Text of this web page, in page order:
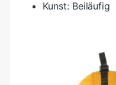
Kunst: Beiläufig